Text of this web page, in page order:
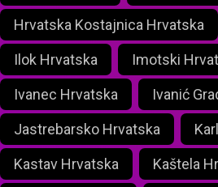
Hrvatska Kostajnica Hrvatska
Ilok Hrvatska Imotski
Ivanec Hrvatska Ivanić
Jastrebarsko Hrvatska
Kastav Hrvatska Kaštela